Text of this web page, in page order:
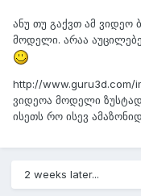
ანუ თუ გაქვთ ამ ვიდეო
მოდელი. არაა
http://www.guru3d.com/
ვიდეოა მოდელი
ისეთს რო ისევ
2 weeks later...